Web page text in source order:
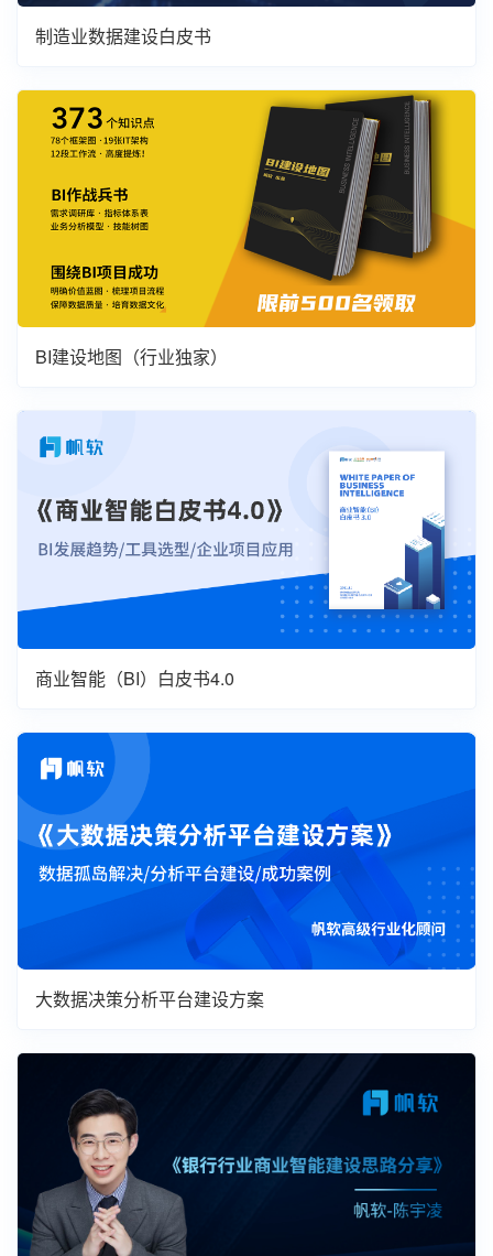
制造业数据建设白皮书
BI建设地图（行业独家）
商业智能（BI）白皮书4.0
大数据决策分析平台建设方案